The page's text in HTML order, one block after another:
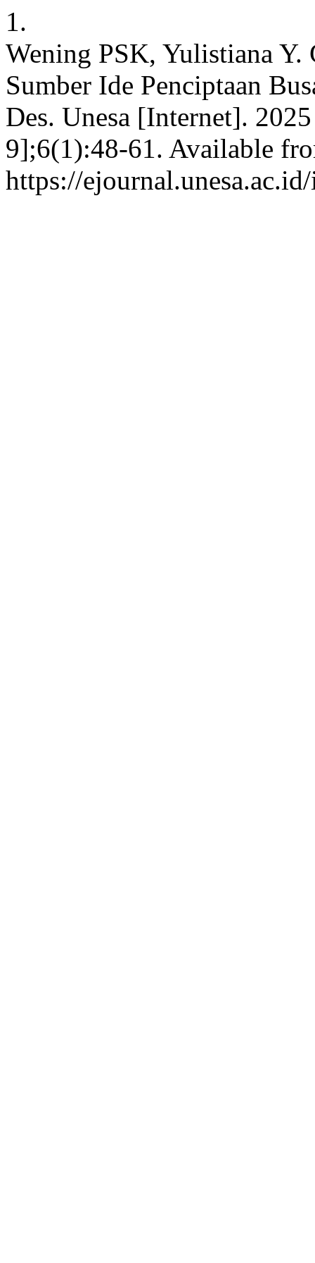
1.
Wening PSK, Yulistiana Y.
Sumber Ide Penciptaan
Des. Unesa [Internet].
9];6(1):48-61. Available
https://